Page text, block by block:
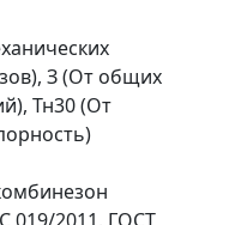
З (От общих
Тн30 (От